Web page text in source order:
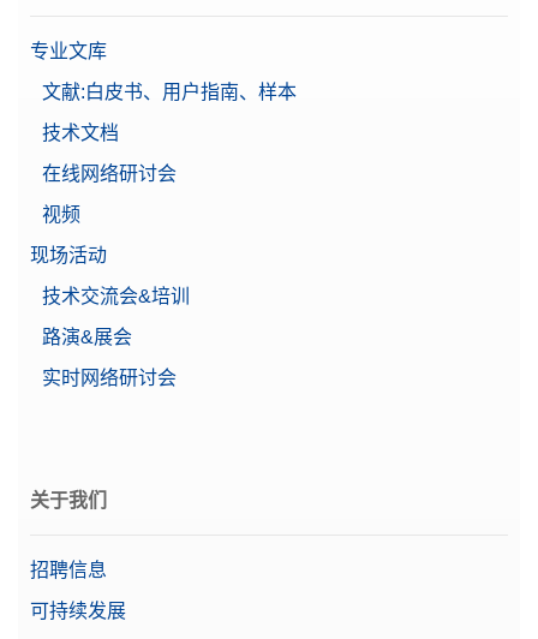
专业文库
文献:白皮书、用户指南、样本
技术文档
在线网络研讨会
视频
现场活动
技术交流会&培训
路演&展会
实时网络研讨会
关于我们
招聘信息
可持续发展